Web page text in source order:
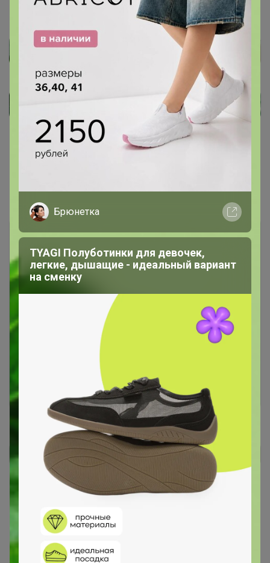
Показаны записи1-5из5.
Чтобы ответить или задать вопрос
необходимо авторизоваться на сайте
Это займет меньше минуты
Зарегистрироваться
Как здесь все устроено?
Как сделать заказ?
Как получить?
Брюнетка
TYAGI Полуботинки для девочек,
легкие, дышащие - идеальный вариант
на сменку